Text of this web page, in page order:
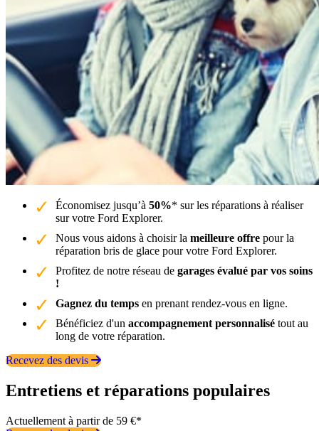
Économisez jusqu’à 50%* sur les réparations à réaliser
sur votre Ford Explorer.
Nous vous aidons à choisir la meilleure offre pour la
réparation bris de glace pour votre Ford Explorer.
Profitez de notre réseau de garages évalué par vos soins
!
Gagnez du temps en prenant rendez-vous en ligne.
Bénéficiez d'un accompagnement personnalisé tout au
long de votre réparation.
Recevez des devis
Entretiens et réparations populaires
Actuellement à partir de 59 €*